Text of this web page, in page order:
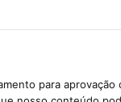
para